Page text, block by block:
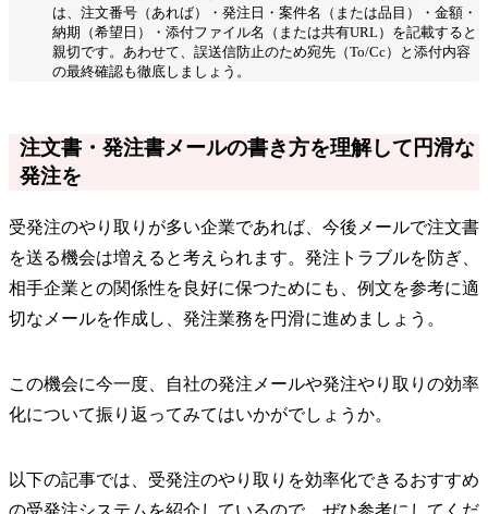
は、注文番号（あれば）・発注日・案件名（または品目）・金額・
納期（希望日）・添付ファイル名（または共有URL）を記載すると
親切です。あわせて、誤送信防止のため宛先（To/Cc）と添付内容
の最終確認も徹底しましょう。
注文書・発注書メールの書き方を理解して円滑な
発注を
受発注のやり取りが多い企業であれば、今後メールで注文書
を送る機会は増えると考えられます。発注トラブルを防ぎ、
相手企業との関係性を良好に保つためにも、例文を参考に適
切なメールを作成し、発注業務を円滑に進めましょう。
この機会に今一度、自社の発注メールや発注やり取りの効率
化について振り返ってみてはいかがでしょうか。
以下の記事では、受発注のやり取りを効率化できるおすすめ
の受発注システムを紹介しているので、ぜひ参考にしてくだ